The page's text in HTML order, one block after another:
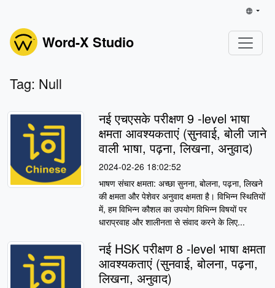
Word-X Studio
Tag: Null
नई एचएसके परीक्षण 9 -level भाषा
क्षमता आवश्यकताएं (सुनवाई, बोली जाने
वाली भाषा, पढ़ना, लिखना, अनुवाद)
2024-02-26 18:02:52
भाषण संचार क्षमता: अच्छा सुनना, बोलना, पढ़ना, लिखने
की क्षमता और पेशेवर अनुवाद क्षमता है। विभिन्न स्थितियों
में, हम विभिन्न कौशल का उपयोग विभिन्न विषयों पर
धाराप्रवाह और शालीनता से संवाद करने के लिए...
नई HSK परीक्षण 8 -level भाषा क्षमता
आवश्यकताएं (सुनवाई, बोलना, पढ़ना,
लिखना, अनुवाद)